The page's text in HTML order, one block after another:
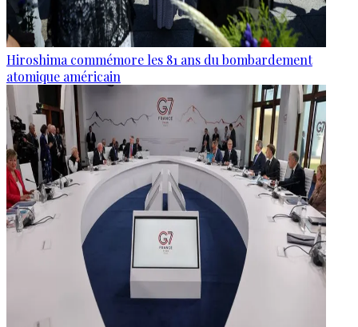
Hiroshima commémore les 81 ans du bombardement
atomique américain